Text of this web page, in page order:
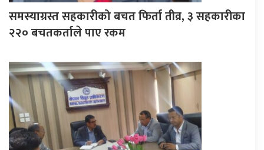
समस्याग्रस्त सहकारीको बचत फिर्ता तीव्र, ३ सहकारीका
२२० बचतकर्ताले पाए रकम